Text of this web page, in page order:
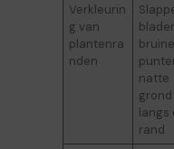
Verkleurin
g van
plantenra
nden
bruine
natte
grond
langs
rand